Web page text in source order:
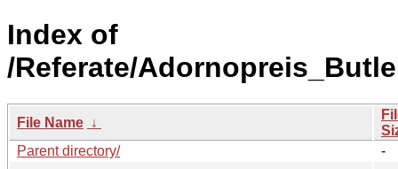
Index of
/Referate/
File Name ↓
Parent directory/
-